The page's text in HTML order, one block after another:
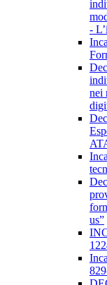
-
nei
us”